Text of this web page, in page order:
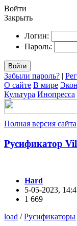
Войти
Закрыть
Логин:
Пароль:
Войти
Забыли пароль? |
О сайте В мире
Культура Инопресса
Полная версия сайта
Русификатор
Hard
5-05-2023,
1 669
load /Русификаторы